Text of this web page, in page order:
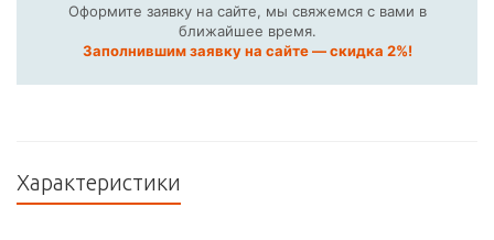
Оформите заявку на сайте, мы свяжемся с вами в
ближайшее время.
Заполнившим заявку на сайте — скидка 2%!
Характеристики